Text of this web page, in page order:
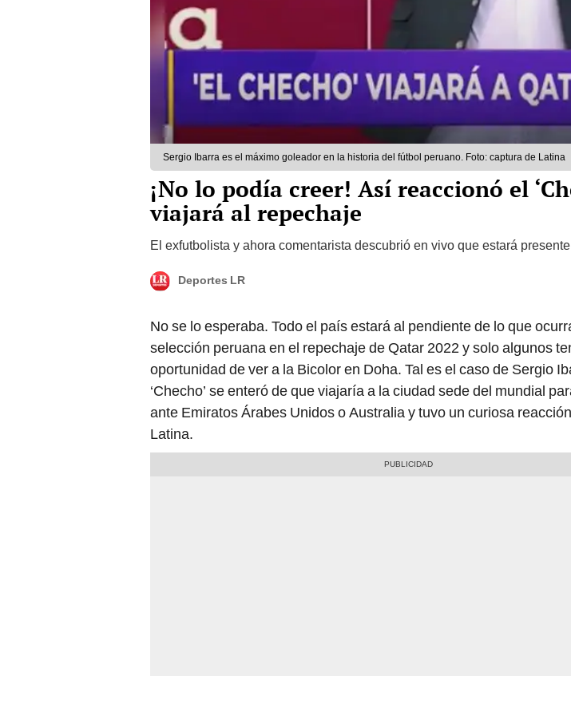
Sergio Ibarra es el máximo goleador en la historia del fútbol peruano. Foto: captura de Latina
¡No lo podía creer! Así reaccionó el
viajará al repechaje
El exfutbolista y ahora comentarista descubrió en vivo que estará
Deportes LR
No se lo esperaba. Todo el país estará al pendiente de lo que
selección peruana en el repechaje de Qatar 2022 y solo algunos
oportunidad de ver a la Bicolor en Doha. Tal es el caso de Sergio
‘Checho’ se enteró de que viajaría a la ciudad sede del mundial
ante Emiratos Árabes Unidos o Australia y tuvo un curiosa
Latina.